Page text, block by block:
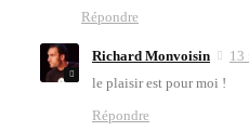
Répondre
Richard Monvoisin
13
le plai­sir est pour moi !
Répondre